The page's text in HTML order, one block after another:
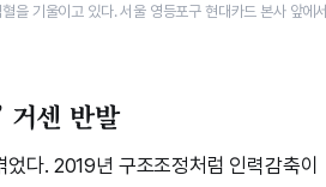
을 기울이고 있다. 서울 영등포구 현대카드 본사 앞에서
거센 반발
다. 2019년 구조조정처럼 인력감축이